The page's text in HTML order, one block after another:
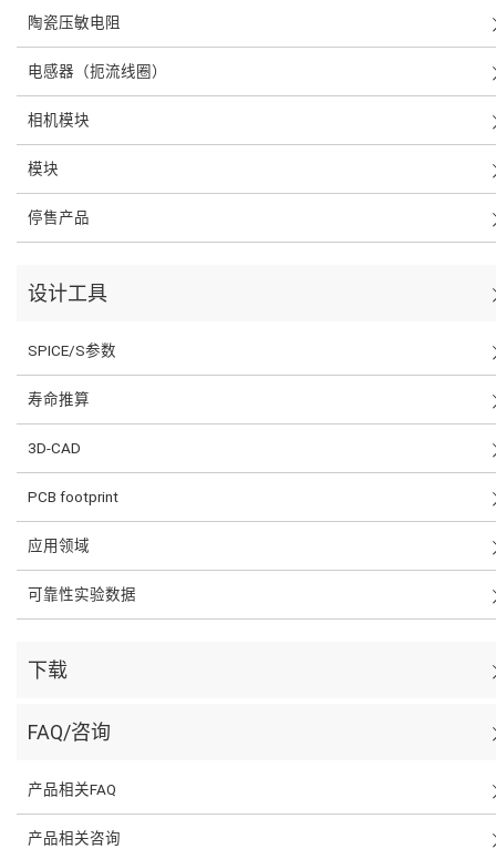
陶瓷压敏电阻
电感器（扼流线圈）
相机模块
模块
停售产品
设计工具
SPICE/S参数
寿命推算
3D-CAD
PCB footprint
应用领域
可靠性实验数据
下载
FAQ/咨询
产品相关FAQ
产品相关咨询